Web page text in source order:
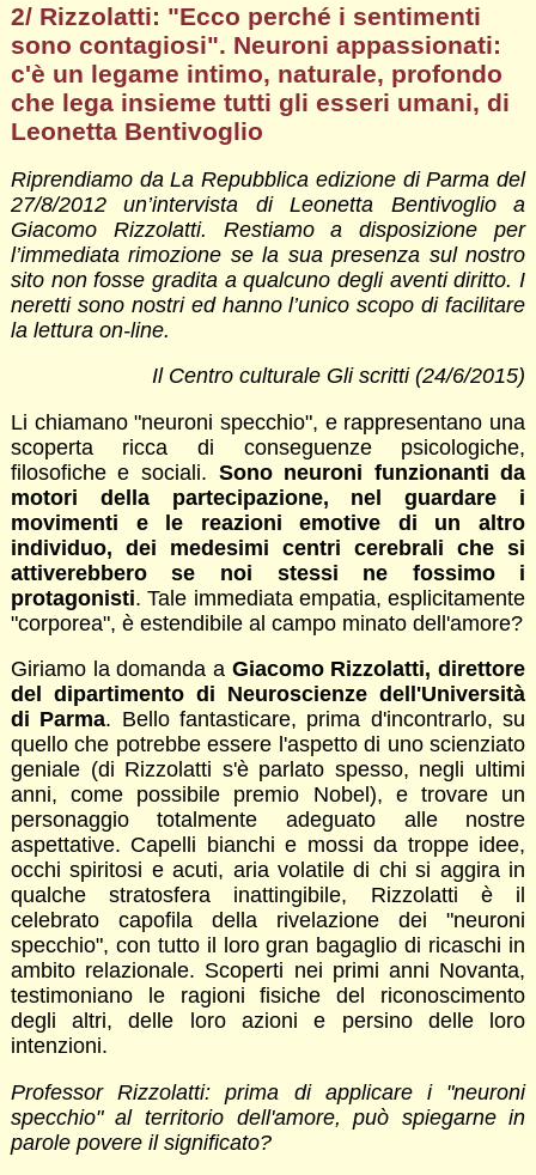
2/ Rizzolatti: "Ecco perché i sentimenti
sono contagiosi". Neuroni appassionati:
c'è un legame intimo, naturale, profondo
che lega insieme tutti gli esseri umani, di
Leonetta Bentivoglio
Riprendiamo da La Repubblica edizione di Parma del
27/8/2012 un’intervista di Leonetta Bentivoglio a
Giacomo Rizzolatti. Restiamo a disposizione per
l’immediata rimozione se la sua presenza sul nostro
sito non fosse gradita a qualcuno degli aventi diritto. I
neretti sono nostri ed hanno l’unico scopo di facilitare
la lettura on-line.
Il Centro culturale Gli scritti (24/6/2015)
Li chiamano "neuroni specchio", e rappresentano una
scoperta ricca di conseguenze psicologiche,
filosofiche e sociali. Sono neuroni funzionanti da
motori della partecipazione, nel guardare i
movimenti e le reazioni emotive di un altro
individuo, dei medesimi centri cerebrali che si
attiverebbero se noi stessi ne fossimo i
protagonisti. Tale immediata empatia, esplicitamente
"corporea", è estendibile al campo minato dell'amore?
Giriamo la domanda a Giacomo Rizzolatti, direttore
del dipartimento di Neuroscienze dell'Università
di Parma. Bello fantasticare, prima d'incontrarlo, su
quello che potrebbe essere l'aspetto di uno scienziato
geniale (di Rizzolatti s'è parlato spesso, negli ultimi
anni, come possibile premio Nobel), e trovare un
personaggio totalmente adeguato alle nostre
aspettative. Capelli bianchi e mossi da troppe idee,
occhi spiritosi e acuti, aria volatile di chi si aggira in
qualche stratosfera inattingibile, Rizzolatti è il
celebrato capofila della rivelazione dei "neuroni
specchio", con tutto il loro gran bagaglio di ricaschi in
ambito relazionale. Scoperti nei primi anni Novanta,
testimoniano le ragioni fisiche del riconoscimento
degli altri, delle loro azioni e persino delle loro
intenzioni.
Professor Rizzolatti: prima di applicare i "neuroni
specchio" al territorio dell'amore, può spiegarne in
parole povere il significato?